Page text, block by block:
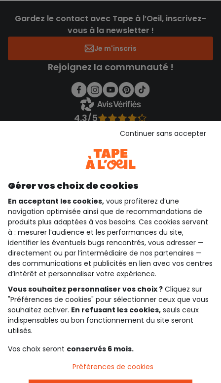
Gardez le contact avec Tape à l’Oeil, inscrivez-
vous à la newsletter !
Je m'inscris
Rejoignez la communauté !
4.3/5
Voir l’attestation de confiance
Téléchargez notre application
Découvrir notre application
qui sommes-nous ?
besoin d'aide ?
le club fidélité
notre catalogue
Conditions générales de ventes et d'utilisation
Politique de confidentialité
Cookies et données personnelles
Paramètres des cookies
Gérer vos choix de cookies
En acceptant les cookies, vous profiterez d’une
navigation optimisée ainsi que de recommandations de
produits plus adaptées à vos besoins. Ces cookies servent
à : mesurer l’audience et les performances du site,
identifier les éventuels bugs rencontrés, vous adresser —
directement ou par l’intermédiaire de nos partenaires —
des communications et publicités en lien avec vos centres
d’intérêt et personnaliser votre expérience.
Vous souhaitez personnaliser vos choix ? Cliquez sur
"Préférences de cookies" pour sélectionner ceux que vous
souhaitez activer. En refusant les cookies, seuls ceux
indispensables au bon fonctionnement du site seront
utilisés.
Vos choix seront conservés 6 mois.
Continuer sans accepter
Préférences de cookies